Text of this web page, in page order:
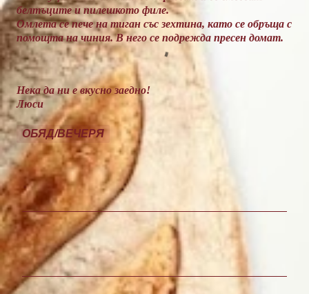
белтъците и пилешкото филе.
Омлета се пече на тиган със зехтина, като се обръща с
помощта на чиния. В него се подрежда пресен домат.
Нека да ни е вкусно заедно!
Люси
ОБЯД/ВЕЧЕРЯ
К
о
м
е
н